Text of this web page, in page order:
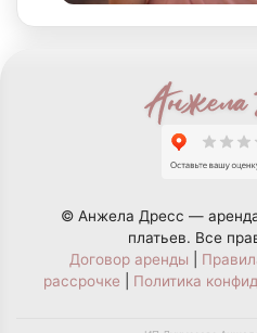
© Анжела Дресс —
платьев. Все
Договор аренды
рассрочке
Политика